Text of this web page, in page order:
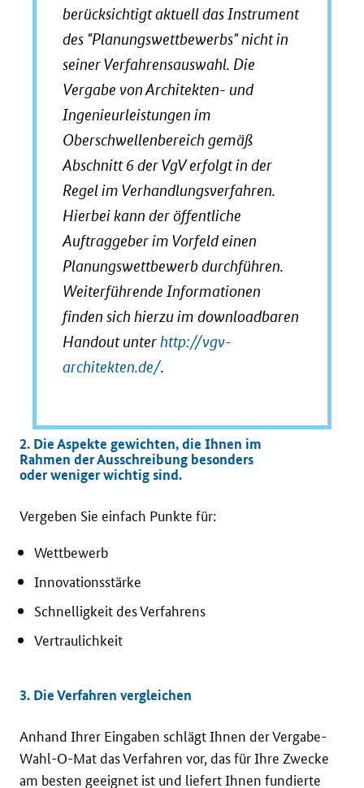
Downloads
Newsletter
Veranstaltungen
Aktuelle Veranstaltungen
berücksichtigt aktuell das Instrument
des "Planungswettbewerbs" nicht in
seiner Verfahrensauswahl. Die
Vergabe von Architekten- und
Ingenieurleistungen im
Oberschwellenbereich gemäß
Abschnitt 6 der VgV erfolgt in der
Regel im Verhandlungsverfahren.
Hierbei kann der öffentliche
Auftraggeber im Vorfeld einen
Planungswettbewerb durchführen.
Weiterführende Informationen
finden sich hierzu im downloadbaren
Handout unterhttp://vgv-
architekten.de/.
2. Die Aspekte gewichten, die Ihnen im
Rahmen der Ausschreibung besonders
oder weniger wichtig sind.
Vergeben Sie einfach Punkte für:
Wettbewerb
Innovationsstärke
Schnelligkeit des Verfahrens
Vertraulichkeit
3. Die Verfahren vergleichen
Anhand Ihrer Eingaben schlägt Ihnen der Vergabe-
Wahl-O-Mat das Verfahren vor, das für Ihre Zwecke
am besten geeignet ist und liefert Ihnen fundierte